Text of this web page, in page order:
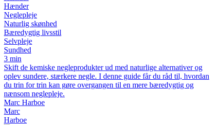
Hænder
Neglepleje
Naturlig skønhed
Bæredygtig livsstil
Selvpleje
Sundhed
3 min
Skift de kemiske negleprodukter ud med naturlige alternativer og
oplev sundere, stærkere negle. I denne guide får du råd til, hvordan
du trin for trin kan gøre overgangen til en mere bæredygtig og
nænsom neglepleje.
Marc Harboe
Marc
Harboe